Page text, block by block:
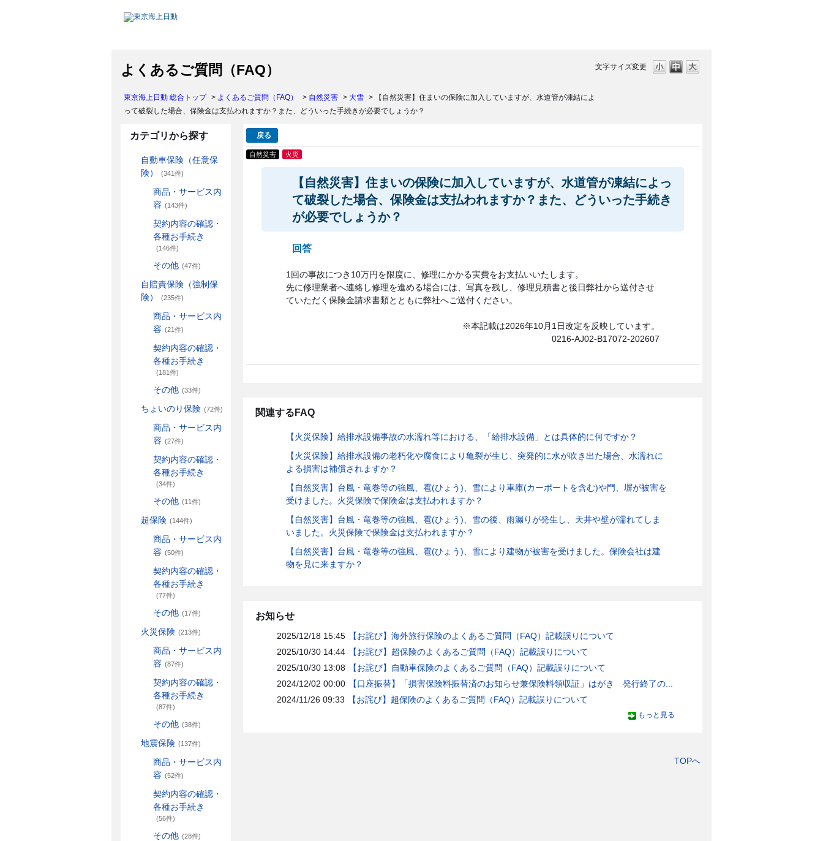
よくあるご質問（FAQ） 文字サイズ変更
東京海上日動 総合トップ > よくあるご質問（FAQ） > 自然災害 > 大雪 >
【自然災害】住まいの保険に加入していますが、水道管が凍結によ
って破裂した場合、保険金は支払われますか？また、どういった手続きが必要でしょうか？
カテゴリから探す
自動車保険（任意保
険）
(341件)
商品・サービス内
容 (143件)
契約内容の確認・
各種お手続き
(146件)
その他 (47件)
自賠責保険（強制保
険）
(235件)
商品・サービス内
容 (21件)
契約内容の確認・
各種お手続き
(181件)
その他 (33件)
ちょいのり保険 (72件)
商品・サービス内
容 (27件)
契約内容の確認・
各種お手続き
(34件)
その他 (11件)
超保険 (144件)
商品・サービス内
容 (50件)
契約内容の確認・
各種お手続き
(77件)
その他 (17件)
火災保険 (213件)
商品・サービス内
容 (87件)
契約内容の確認・
各種お手続き
(87件)
その他 (38件)
地震保険 (137件)
商品・サービス内
容 (52件)
契約内容の確認・
各種お手続き
(56件)
その他 (28件)
戻る
自然災害 火災
【自然災害】住まいの保険に加入していますが、水道管が凍結によっ
て破裂した場合、保険金は支払われますか？また、どういった手続き
が必要でしょうか？
回答
1回の事故につき10万円を限度に、修理にかかる実費をお支払いいたします。
先に修理業者へ連絡し修理を進める場合には、写真を残し、修理見積書と後日弊社から送付させ
ていただく保険金請求書類とともに弊社へご送付ください。
※本記載は2026年10月1日改定を反映しています。
0216-AJ02-B17072-202607
関連するFAQ
【火災保険】給排水設備事故の水濡れ等における、「給排水設備」とは具体的に何ですか？
【火災保険】給排水設備の老朽化や腐食により亀裂が生じ、突発的に水が吹き出た場合、水濡れに
よる損害は補償されますか？
【自然災害】台風・竜巻等の強風、雹(ひょう)、雪により車庫(カーポートを含む)や門、塀が被害を
受けました。火災保険で保険金は支払われますか？
【自然災害】台風・竜巻等の強風、雹(ひょう)、雪の後、雨漏りが発生し、天井や壁が濡れてしま
いました。火災保険で保険金は支払われますか？
【自然災害】台風・竜巻等の強風、雹(ひょう)、雪により建物が被害を受けました。保険会社は建
物を見に来ますか？
お知らせ
2025/12/18 15:45
【お詫び】海外旅行保険のよくあるご質問（FAQ）記載誤りについて
2025/10/30 14:44
【お詫び】超保険のよくあるご質問（FAQ）記載誤りについて
2025/10/30 13:08
【お詫び】自動車保険のよくあるご質問（FAQ）記載誤りについて
2024/12/02 00:00
【口座振替】「損害保険料振替済のお知らせ兼保険料領収証」はがき 発行終了の...
2024/11/26 09:33
【お詫び】超保険のよくあるご質問（FAQ）記載誤りについて
もっと見る
TOPへ